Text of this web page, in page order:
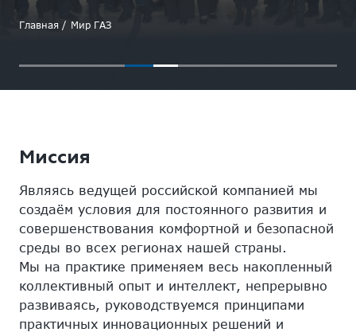
Главная Мир ГАЗ
Миссия
Являясь ведущей российской компанией мы
создаём условия для постоянного развития и
совершенствования комфортной и безопасной
среды во всех регионах нашей страны.
Мы на практике применяем весь накопленный
коллективный опыт и интеллект, непрерывно
развиваясь, руководствуемся принципами
практичных инновационных решений и